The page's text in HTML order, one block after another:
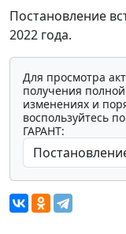
Постановление
2022 года.
Для просмотра
получения
изменениях и
воспользуйтесь
ГАРАНТ: